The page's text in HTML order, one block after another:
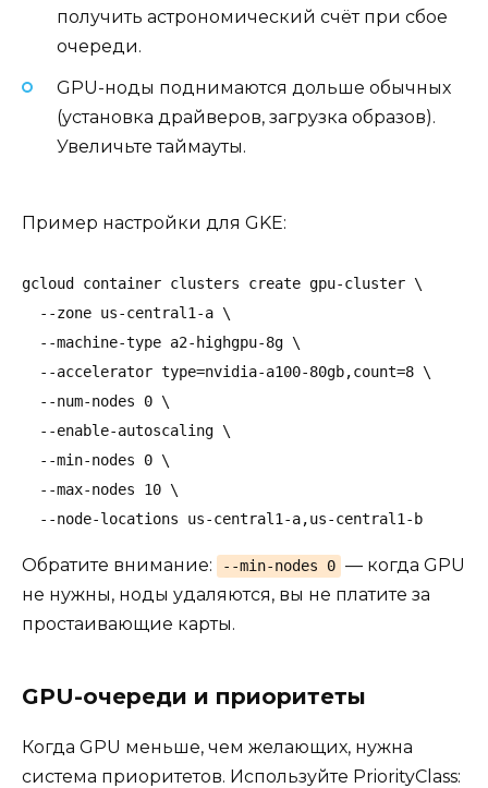
получить астрономический счёт при сбое
очереди.
GPU-ноды поднимаются дольше обычных
(установка драйверов, загрузка образов).
Увеличьте таймауты.
Пример настройки для GKE:
gcloud container clusters create gpu-cluster \
  --zone us-central1-a \
  --machine-type a2-highgpu-8g \
  --accelerator type=nvidia-a100-80gb,count=8 \
  --num-nodes 0 \
  --enable-autoscaling \
  --min-nodes 0 \
  --max-nodes 10 \
  --node-locations us-central1-a,us-central1-b
Обратите внимание: --min-nodes 0 — когда GPU
не нужны, ноды удаляются, вы не платите за
простаивающие карты.
GPU-очереди и приоритеты
Когда GPU меньше, чем желающих, нужна
система приоритетов. Используйте PriorityClass: